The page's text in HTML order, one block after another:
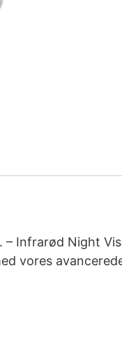
Infrarød Night
vores